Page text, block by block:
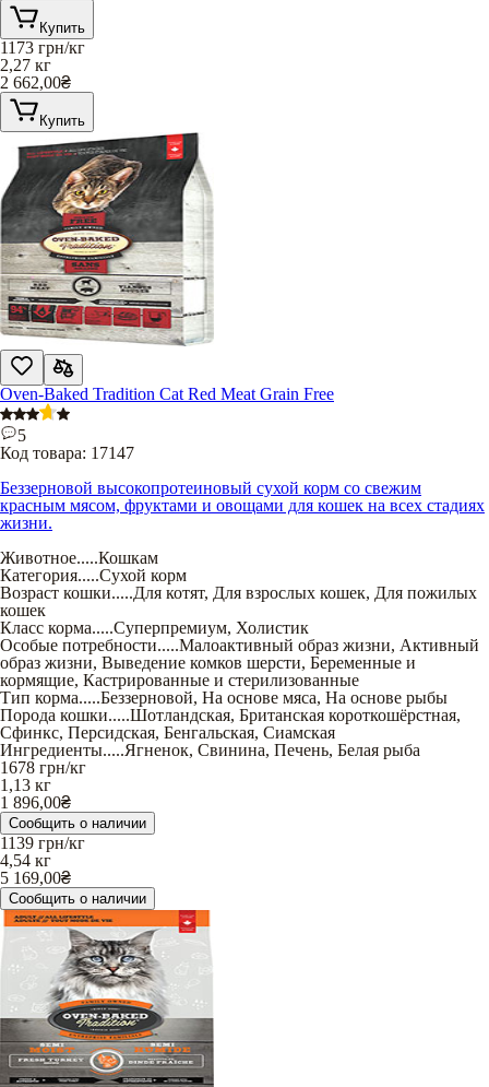
Купить
1173 грн/кг
2,27 кг
2 662,00₴
Купить
Oven-Baked Tradition Cat Red Meat Grain Free
5
Код товара: 17147
Беззерновой высокопротеиновый сухой корм со свежим
красным мясом, фруктами и овощами для кошек на всех стадиях
жизни.
Животное.....Кошкам
Категория.....Сухой корм
Возраст кошки.....Для котят, Для взрослых кошек, Для пожилых
кошек
Класс корма.....Суперпремиум, Холистик
Особые потребности.....Малоактивный образ жизни, Активный
образ жизни, Выведение комков шерсти, Беременные и
кормящие, Кастрированные и стерилизованные
Тип корма.....Беззерновой, На основе мяса, На основе рыбы
Порода кошки.....Шотландская, Британская короткошёрстная,
Сфинкс, Персидская, Бенгальская, Сиамская
Ингредиенты.....Ягненок, Свинина, Печень, Белая рыба
1678 грн/кг
1,13 кг
1 896,00₴
Сообщить о наличии
1139 грн/кг
4,54 кг
5 169,00₴
Сообщить о наличии